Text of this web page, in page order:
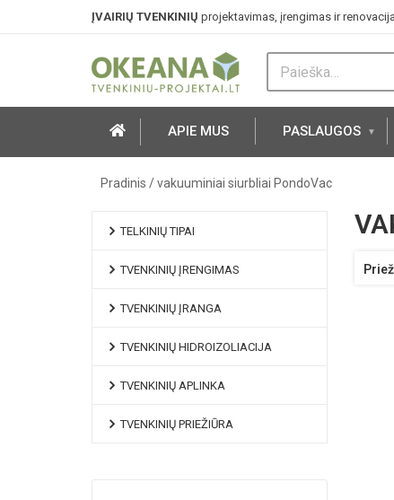
ĮVAIRIŲ TVENKINIŲ projektavimas, įrengimas ir
APIE MUS PASLAUGOS
Pradinis /vakuuminiai siurbliai PondoVac
TELKINIŲ TIPAI
TVENKINIŲ ĮRENGIMAS
TVENKINIŲ ĮRANGA
TVENKINIŲ HIDROIZOLIACIJA
TVENKINIŲ APLINKA
TVENKINIŲ PRIEŽIŪRA